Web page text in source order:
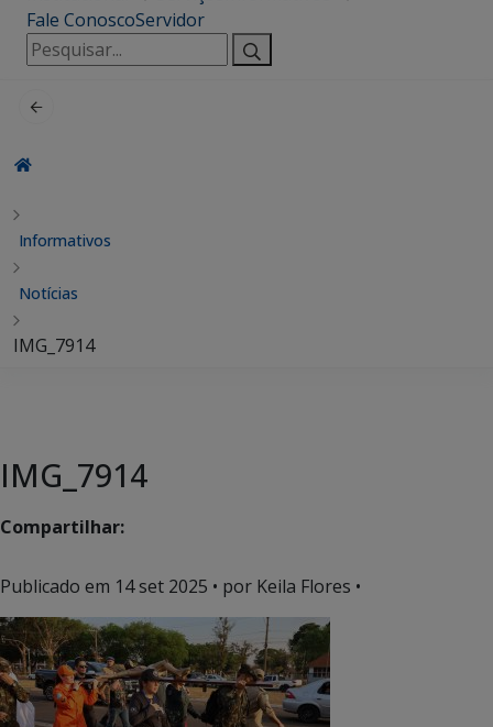
Fale ConoscoServidor
Pesquisar
por:
Informativos
Notícias
IMG_7914
IMG_7914
Compartilhar:
Publicado em 14 set 2025 • por Keila Flores •